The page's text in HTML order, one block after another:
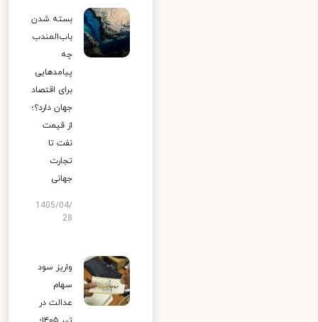
بسته شدن
باب‌المندب
چه
پیامدهایی
برای اقتصاد
جهان دارد؟؛
از قیمت
نفت تا
تجارت
جهانی
1405/04/
28
واریز سود
سهام
عدالت در